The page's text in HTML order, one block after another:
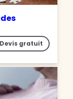
Devis gratuit